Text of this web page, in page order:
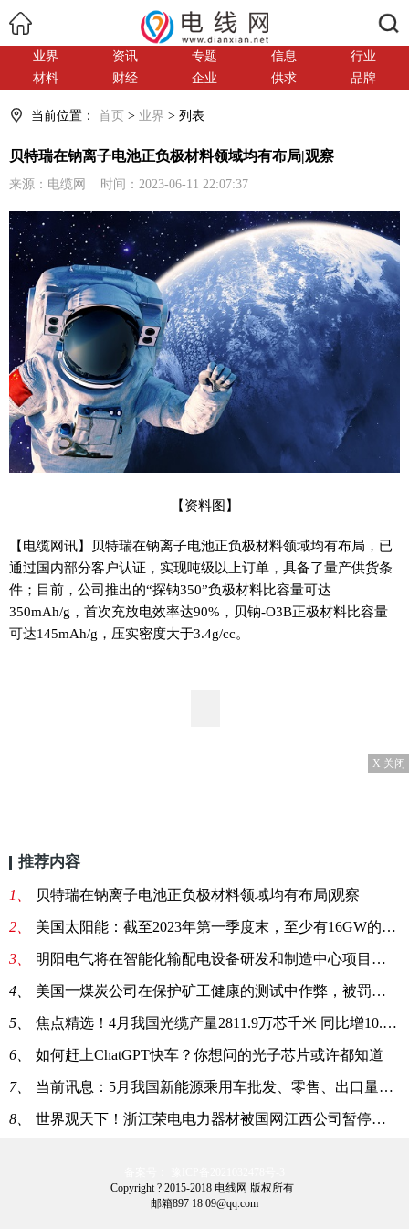
业界 资讯 专题 信息
行业
材料
财经 企业 供求 品牌
当前位置： 首页 > 业界 > 列表
贝特瑞在钠离子电池正负极材料领域均有布局|观察
来源：电缆网 时间：2023-06-11 22:07:37
【资料图】
【电缆网讯】贝特瑞在钠离子电池正负极材料领域均有布局，已
通过国内部分客户认证，实现吨级以上订单，具备了量产供货条
件；目前，公司推出的“探钠350”负极材料比容量可达
350mAh/g，首次充放电效率达90%，贝钠-O3B正极材料比容量
可达145mAh/g，压实密度大于3.4g/cc。
X 关闭
推荐内容
1、 贝特瑞在钠离子电池正负极材料领域均有布局|观察
2、 美国太阳能：截至2023年第一季度末，至少有16GW的组件制造设施正在建设中_视讯
3、 明阳电气将在智能化输配电设备研发和制造中心项目投入4.3亿元
4、 美国一煤炭公司在保护矿工健康的测试中作弊，被罚款20万美元 天天滚动
5、 焦点精选！4月我国光缆产量2811.9万芯千米 同比增10.3%
6、 如何赶上ChatGPT快车？你想问的光子芯片或许都知道
7、 当前讯息：5月我国新能源乘用车批发、零售、出口量均同比增长超50%
8、 世界观天下！浙江荣电电力器材被国网江西公司暂停相关产品中标资格6个月
Copyright ? 2015-2018 电线网 版权所有
邮箱897 18 09@qq.com